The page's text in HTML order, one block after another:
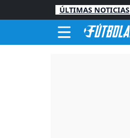
ÚLTIMAS NOTICIAS